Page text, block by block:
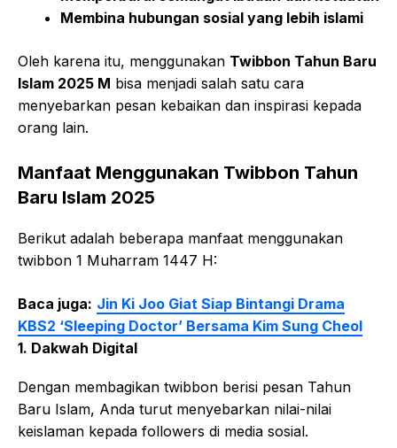
Membina hubungan sosial yang lebih islami
Oleh karena itu, menggunakan Twibbon Tahun Baru
Islam 2025 M bisa menjadi salah satu cara
menyebarkan pesan kebaikan dan inspirasi kepada
orang lain.
Manfaat Menggunakan Twibbon Tahun
Baru Islam 2025
Berikut adalah beberapa manfaat menggunakan
twibbon 1 Muharram 1447 H:
Baca juga: Jin Ki Joo Giat Siap Bintangi Drama
KBS2 ‘Sleeping Doctor’ Bersama Kim Sung Cheol
1. Dakwah Digital
Dengan membagikan twibbon berisi pesan Tahun
Baru Islam, Anda turut menyebarkan nilai-nilai
keislaman kepada followers di media sosial.